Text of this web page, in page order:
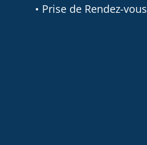
• Prise de Rendez-vous